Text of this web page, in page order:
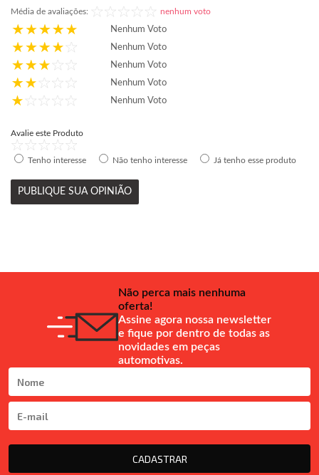
Média de avaliações: nenhum voto
Nenhum Voto
Nenhum Voto
Nenhum Voto
Nenhum Voto
Nenhum Voto
Avalie este Produto
Tenho interesse Não tenho interesse Já tenho esse produto
PUBLIQUE SUA OPINIÃO
Não perca mais nenhuma
oferta!
Assine agora nossa newsletter
e fique por dentro de todas as
novidades em peças
automotivas.
CADASTRAR